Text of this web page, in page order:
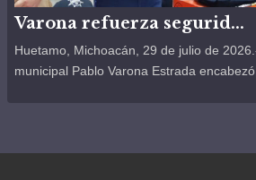
Varona refuerza segurid...
Huetamo, Michoacán, 29 de julio de
municipal Pablo Varona Estrada